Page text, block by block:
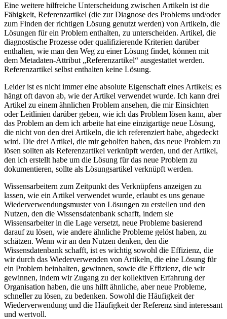
Eine weitere hilfreiche Unterscheidung zwischen Artikeln ist die
Fähigkeit, Referenzartikel (die zur Diagnose des Problems und/oder
zum Finden der richtigen Lösung genutzt werden) von Artikeln, die
Lösungen für ein Problem enthalten, zu unterscheiden. Artikel, die
diagnostische Prozesse oder qualifizierende Kriterien darüber
enthalten, wie man den Weg zu einer Lösung findet, können mit
dem Metadaten-Attribut „Referenzartikel“ ausgestattet werden.
Referenzartikel selbst enthalten keine Lösung.
Leider ist es nicht immer eine absolute Eigenschaft eines Artikels; es
hängt oft davon ab, wie der Artikel verwendet wurde. Ich kann drei
Artikel zu einem ähnlichen Problem ansehen, die mir Einsichten
oder Leitlinien darüber geben, wie ich das Problem lösen kann, aber
das Problem an dem ich arbeite hat eine einzigartige neue Lösung,
die nicht von den drei Artikeln, die ich referenziert habe, abgedeckt
wird. Die drei Artikel, die mir geholfen haben, das neue Problem zu
lösen sollten als Referenzartikel verknüpft werden, und der Artikel,
den ich erstellt habe um die Lösung für das neue Problem zu
dokumentieren, sollte als Lösungsartikel verknüpft werden.
Wissensarbeitern zum Zeitpunkt des Verknüpfens anzeigen zu
lassen, wie ein Artikel verwendet wurde, erlaubt es uns genaue
Wiederverwendungsmuster von Lösungen zu erstellen und den
Nutzen, den die Wissensdatenbank schafft, indem sie
Wissensarbeiter in die Lage versetzt, neue Probleme basierend
darauf zu lösen, wie andere ähnliche Probleme gelöst haben, zu
schätzen. Wenn wir an den Nutzen denken, den die
Wissensdatenbank schafft, ist es wichtig sowohl die Effizienz, die
wir durch das Wiederverwenden von Artikeln, die eine Lösung für
ein Problem beinhalten, gewinnen, sowie die Effizienz, die wir
gewinnen, indem wir Zugang zu der kollektiven Erfahrung der
Organisation haben, die uns hilft ähnliche, aber neue Probleme,
schneller zu lösen, zu bedenken. Sowohl die Häufigkeit der
Wiederverwendung und die Häufigkeit der Referenz sind interessant
und wertvoll.